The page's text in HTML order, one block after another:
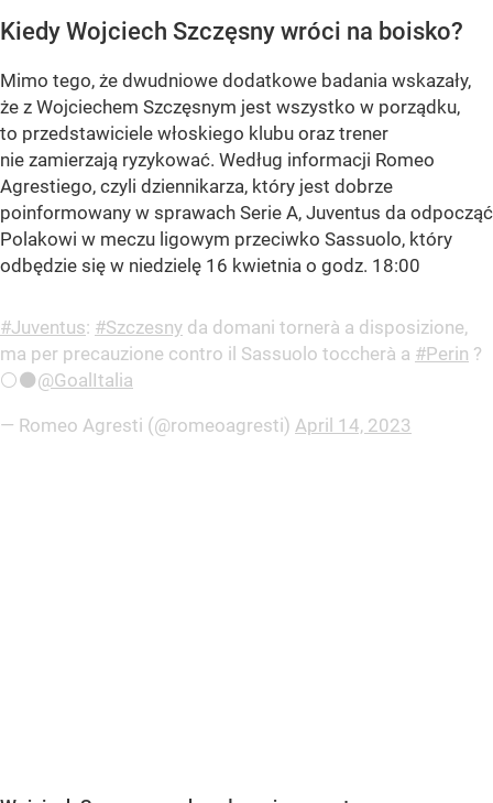
Kiedy Wojciech Szczęsny wróci na boisko?
Mimo tego, że dwudniowe dodatkowe badania wskazały,
że z Wojciechem Szczęsnym jest wszystko w porządku,
to przedstawiciele włoskiego klubu oraz trener
nie zamierzają ryzykować. Według informacji Romeo
Agrestiego, czyli dziennikarza, który jest dobrze
poinformowany w sprawach Serie A, Juventus da odpocząć
Polakowi w meczu ligowym przeciwko Sassuolo, który
odbędzie się w niedzielę 16 kwietnia o godz. 18:00
#Juventus: #Szczesny da domani tornerà a disposizione,
ma per precauzione contro il Sassuolo toccherà a #Perin ?
⚪️⚫️@GoalItalia
— Romeo Agresti (@romeoagresti) April 14, 2023